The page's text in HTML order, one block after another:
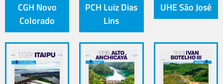
CGH Novo
Colorado
PCH Luiz Dias
Lins
UHE São José